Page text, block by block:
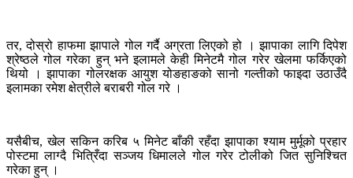
तर, दोस्रो हाफमा झापाले गोल गर्दै अग्रता लिएको हो । झापाका लागि दिपेश
श्रेष्ठले गोल गरेका हुन् भने इलामले केही मिनेटमै गोल गरेर खेलमा फर्किएको
थियो । झापाका गोलरक्षक आयुश योङहाङको सानो गल्तीको फाइदा उठाउँदै
इलामका रमेश क्षेत्रीले बराबरी गोल गरे ।
यसैबीच, खेल सकिन करिब ५ मिनेट बाँकी रहँदा झापाका श्याम मुर्मूको प्रहार
पोस्टमा लाग्दै भित्रिँदा सञ्जय धिमालले गोल गरेर टोलीको जित सुनिश्चित
गरेका हुन् ।